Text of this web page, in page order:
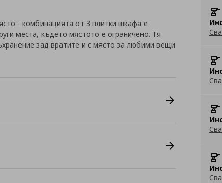
- комбинацията от 3 плитки шкафа е
места, където мястото е ограничено. Тя
зад вратите и с място за любими вещи